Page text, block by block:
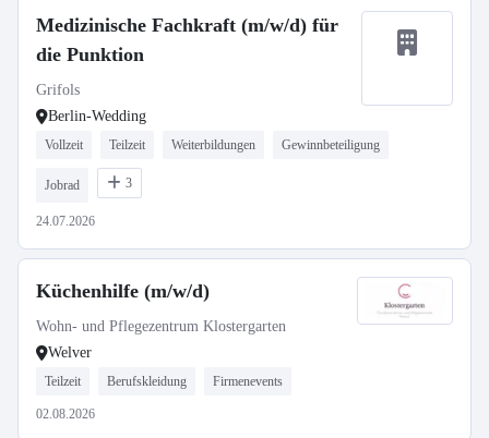
Medizinische Fachkraft (m/w/d) für
die Punktion
Grifols
Berlin-Wedding
Vollzeit Teilzeit Weiterbildungen Gewinnbeteiligung
Jobrad 3
24.07.2026
Küchenhilfe (m/w/d)
Wohn- und Pflegezentrum Klostergarten
Welver
Teilzeit Berufskleidung Firmenevents
02.08.2026